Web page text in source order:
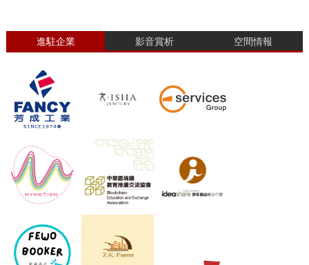
進駐企業 影音賞析 空間情報